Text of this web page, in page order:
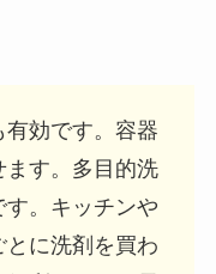
効です。容器
す。多目的洗
。キッチンや
に洗剤を買わ